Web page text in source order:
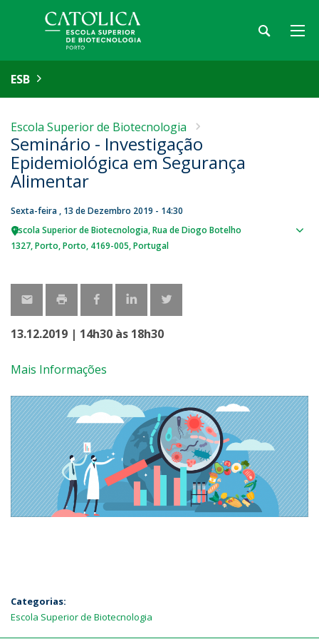
ESB
Escola Superior de Biotecnologia
Seminário - Investigação
Epidemiológica em Segurança
Alimentar
Sexta-feira , 13 de Dezembro 2019 - 14:30
Escola Superior de Biotecnologia Rua de Diogo Botelho
1327 Porto Porto 4169-005 Portugal
13.12.2019 | 14h30 às 18h30
Mais Informações
Categorias:
Escola Superior de Biotecnologia